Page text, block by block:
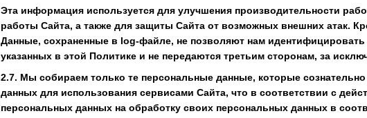
Эта информация используется для улучшения производительности
работы Сайта, а также для защиты Сайта от возможных внешних атак.
Данные, сохраненные в log-файле, не позволяют нам
указанных в этой Политике и не передаются третьим сторонам, за
2.7. Мы собираем только те персональные данные, которые
данных для использования сервисами Сайта, что в соответствии с
персональных данных на обработку своих персональных данных в